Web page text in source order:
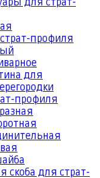
для страт-
профиля
для
профиля
скоба для страт-